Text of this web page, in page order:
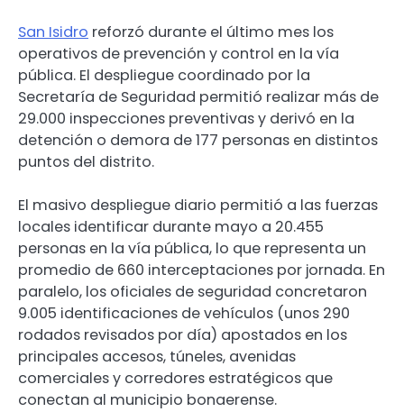
San Isidro reforzó durante el último mes los
operativos de prevención y control en la vía
pública. El despliegue coordinado por la
Secretaría de Seguridad permitió realizar más de
29.000 inspecciones preventivas y derivó en la
detención o demora de 177 personas en distintos
puntos del distrito.
El masivo despliegue diario permitió a las fuerzas
locales identificar durante mayo a 20.455
personas en la vía pública, lo que representa un
promedio de 660 interceptaciones por jornada. En
paralelo, los oficiales de seguridad concretaron
9.005 identificaciones de vehículos (unos 290
rodados revisados por día) apostados en los
principales accesos, túneles, avenidas
comerciales y corredores estratégicos que
conectan al municipio bonaerense.